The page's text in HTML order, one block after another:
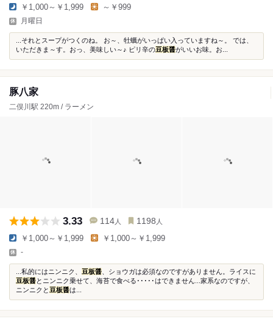
￥1,000～￥1,999 ～￥999
月曜日
...それとスープがつくのね。 お～、牡蠣がいっぱい入っていますね～。 では、
いただきま～す。おっ、美味しい～♪ ピリ辛の豆板醤がいいお味。お...
豚八家
二俣川駅 220m / ラーメン
3.33 114 人 1198 人
￥1,000～￥1,999 ￥1,000～￥1,999
-
...私的にはニンニク、 豆板醤 、ショウガは必須なのですがありません。ライスに
豆板醤とニンニク乗せて、海苔で食べる･････はできません...家系なのですが、
ニンニクと豆板醤は...